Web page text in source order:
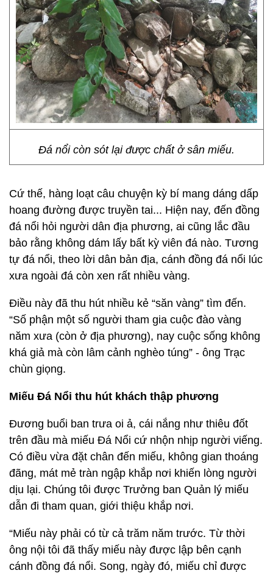
Đá nổi còn sót lại được chất ở sân miếu.
Cứ thế, hàng loạt câu chuyện kỳ bí mang dáng dấp
hoang đường được truyền tai... Hiện nay, đến đồng
đá nổi hỏi người dân địa phương, ai cũng lắc đầu
bảo rằng không dám lấy bất kỳ viên đá nào. Tương
tự đá nổi, theo lời dân bản địa, cánh đồng đá nổi lúc
xưa ngoài đá còn xen rất nhiều vàng.
Điều này đã thu hút nhiều kẻ “săn vàng” tìm đến.
“Số phận một số người tham gia cuộc đào vàng
năm xưa (còn ở địa phương), nay cuộc sống không
khá giả mà còn lâm cảnh nghèo túng” - ông Trạc
chùn giọng.
Miếu Đá Nổi thu hút khách thập phương
Đương buổi ban trưa oi ả, cái nắng như thiêu đốt
trên đầu mà miếu Đá Nổi cứ nhộn nhịp người viếng.
Có điều vừa đặt chân đến miếu, không gian thoáng
đãng, mát mẻ tràn ngập khắp nơi khiến lòng người
dịu lại. Chúng tôi được Trưởng ban Quản lý miếu
dẫn đi tham quan, giới thiệu khắp nơi.
“Miếu này phải có từ cả trăm năm trước. Từ thời
ông nội tôi đã thấy miếu này được lập bên cạnh
cánh đồng đá nổi. Song, ngày đó, miếu chỉ được